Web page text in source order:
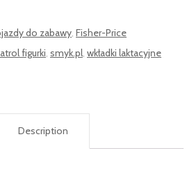
do zabawy, Fisher-Price
figurki, smyk.pl, wkładki laktacyjne
Description